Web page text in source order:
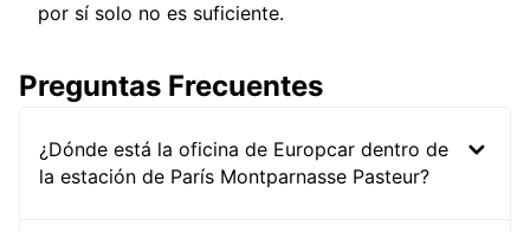
por sí solo no es suficiente.
Preguntas Frecuentes
¿Dónde está la oficina de Europcar dentro de
la estación de París Montparnasse Pasteur?